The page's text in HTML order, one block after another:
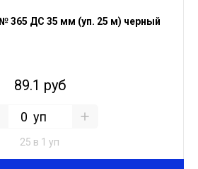
365 ДС 35 мм (уп. 25 м) черный
89.1 руб
уп
25 в 1 уп